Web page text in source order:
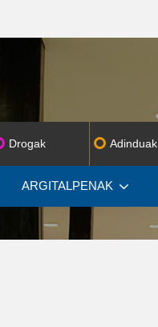
ARGITALPENAK
Drogak Adinduak